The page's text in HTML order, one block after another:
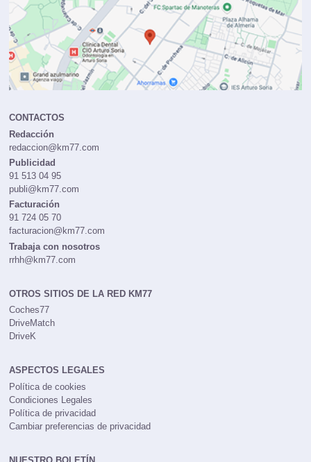
CONTACTOS
Redacción
redaccion@km77.com
Publicidad
91 513 04 95
publi@km77.com
Facturación
91 724 05 70
facturacion@km77.com
Trabaja con nosotros
rrhh@km77.com
OTROS SITIOS DE LA RED KM77
Coches77
DriveMatch
DriveK
ASPECTOS LEGALES
Política de cookies
Condiciones Legales
Política de privacidad
Cambiar preferencias de privacidad